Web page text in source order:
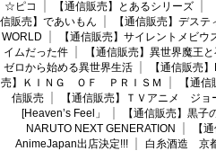
☆ピコ
【通信販売】とあるシリーズ
信販売】であいもん
【通信販売】デス
WORLD
【通信販売】サイレントメビウ
イムだった件
【通信販売】異世界魔王
ゼロから始める異世界生活
【通信販売
売】ＫＩＮＧ ＯＦ ＰＲＩＳＭ
【通
信販売
【通信販売】ＴＶアニメ ジョ
[Heaven’s Feel」
【通信販売】黒
NARUTO NEXT GENERATION
【
AnimeJapan出店決定!!!
白糸酒造 京